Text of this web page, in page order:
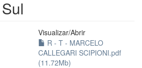
Visualizar/Abrir
R - T - MARCELO
CALLEGARI SCIPIONI.pdf
(11.72Mb)